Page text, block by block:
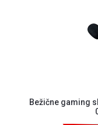
Bežične gaming